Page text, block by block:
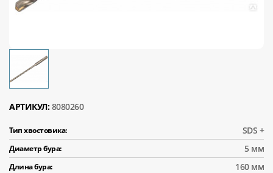
АРТИКУЛ: 8080260
Тип хвостовика: SDS +
Диаметр бура: 5 мм
Длина бура: 160 мм